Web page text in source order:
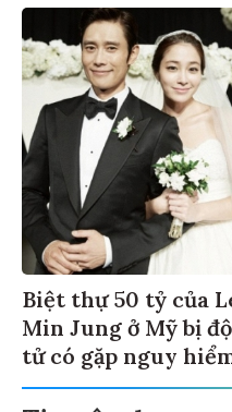
Biệt thự 50 tỷ của
Min Jung ở Mỹ bị
tử có gặp nguy